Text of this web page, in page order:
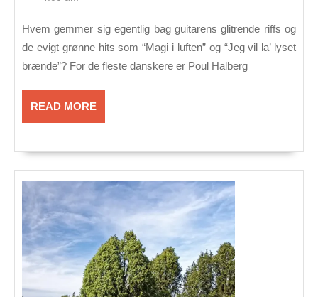
og
2026
Hvem gemmer sig egentlig bag guitarens glitrende riffs og
de evigt grønne hits som “Magi i luften” og “Jeg vil la’ lyset
brænde”? For de fleste danskere er Poul Halberg
READ MOREREAD
MORE